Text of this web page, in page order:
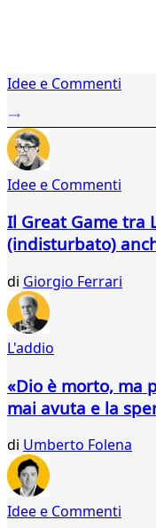
2Idee e Commenti
Idee e Commenti
Il Great Game tra
(indisturbato)
di Giorgio Ferrari
L'addio
«Dio è morto, ma
mai avuta e la
di Umberto Folena
Idee e Commenti